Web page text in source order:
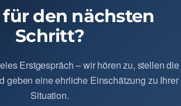
den nächsten
Schritt?
Erstgespräch – wir hören zu, stellen die
geben eine ehrliche Einschätzung zu Ihrer
Situation.